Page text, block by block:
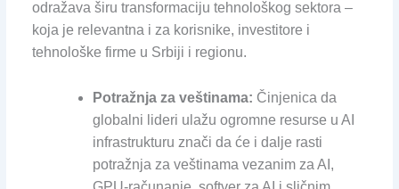
odražava širu transformaciju tehnološkog sektora –
koja je relevantna i za korisnike, investitore i
tehnološke firme u Srbiji i regionu.
Potražnja za veštinama: Činjenica da
globalni lideri ulažu ogromne resurse u AI
infrastrukturu znači da će i dalje rasti
potražnja za veštinama vezanim za AI,